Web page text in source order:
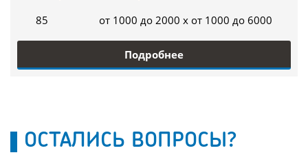
85
от 1000 до 2000 x от 1000 до 6000
Подробнее
ОСТАЛИСЬ ВОПРОСЫ?